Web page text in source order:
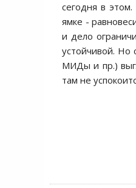
cегодня в
ямке -
и дело
уcтойчивой. Но
МИДы и пр.)
там не